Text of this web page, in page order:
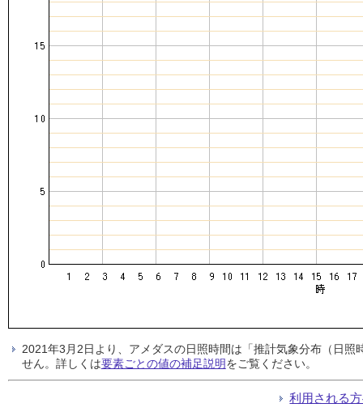
2021年3月2日より、アメダスの日照時間は「推計気象分布（日
せん。詳しくは要素ごとの値の補足説明をご覧ください。
利用される